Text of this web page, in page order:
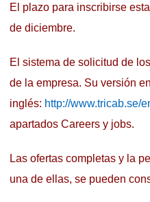
El plazo para inscribirse
de diciembre.
El sistema de solicitud de
de la empresa. Su versión en
inglés: http://www.tricab.se/
apartados Careers y jobs.
Las ofertas completas y la
una de ellas, se pueden